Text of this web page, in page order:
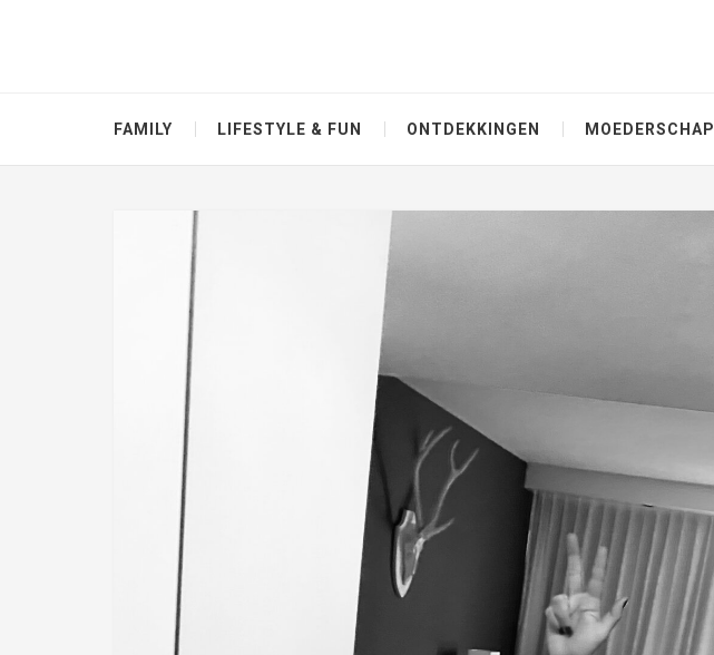
FAMILY LIFESTYLE & FUN ONTDEKKINGEN MOEDERSCHAP